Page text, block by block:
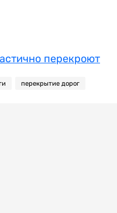
перекроют
перекрытие дорог